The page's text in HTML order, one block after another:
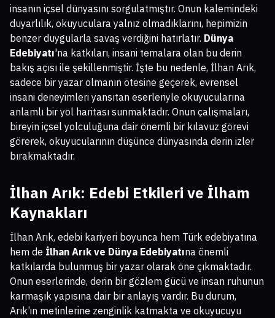
insanın içsel dünyasını sorgulatmıştır. Onun kalemindeki
duyarlılık, okuyuculara yalnız olmadıklarını, hepimizin
benzer duygularla savaş verdiğini hatırlatır. Dünya
Edebiyatı'na katkıları, insani temalara olan bu derin
bakış açısı ile şekillenmiştir. İşte bu nedenle, İlhan Arık,
sadece bir yazar olmanın ötesine geçerek, evrensel
insani deneyimleri yansıtan eserleriyle okuyucularına
anlamlı bir yol haritası sunmaktadır. Onun çalışmaları,
bireyin içsel yolculuğuna dair önemli bir kılavuz görevi
görerek, okuyucularının düşünce dünyasında derin izler
bırakmaktadır.
İlhan Arık: Edebi Etkileri ve İlham
Kaynakları
İlhan Arık, edebi kariyeri boyunca hem Türk edebiyatına
hem de İlhan Arık ve Dünya Edebiyatına önemli
katkılarda bulunmuş bir yazar olarak öne çıkmaktadır.
Onun eserlerinde, derin bir gözlem gücü ve insan ruhunun
karmaşık yapısına dair bir anlayış vardır. Bu durum,
Arık’ın metinlerine zenginlik katmakta ve okuyucuyu